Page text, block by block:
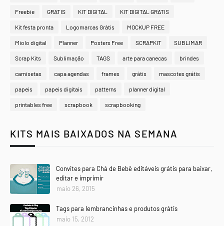
Freebie GRATIS KIT DIGITAL KIT DIGITAL GRATIS
Kit festa pronta Logomarcas Grátis MOCKUP FREE
Miolo digital Planner Posters Free SCRAPKIT SUBLIMAR
Scrap Kits Sublimação TAGS arte para canecas brindes
camisetas capa agendas frames grátis mascotes grátis
papeis papeis digitais patterns planner digital
printables free scrapbook scrapbooking
KITS MAIS BAIXADOS NA SEMANA
Convites para Chá de Bebê editáveis grátis para baixar,
editar e imprimir
maio 26, 2015
Tags para lembrancinhas e produtos grátis
maio 15, 2012